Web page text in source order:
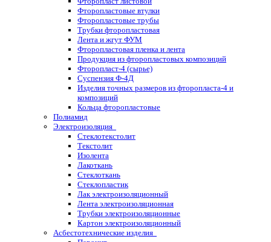
Фторопластовые втулки
Фторопластовые трубы
Трубки фторопластовая
Лента и жгут ФУМ
Фторопластовая пленка и лента
Продукция из фторопластовых композиций
Фторопласт-4 (сырье)
Суспензия Ф-4Д
Изделия точных размеров из фторопласта-4 и
композиций
Кольца фторопластовые
Полиамид
Электроизоляция
Стеклотекстолит
Текстолит
Изолента
Лакоткань
Стеклоткань
Стеклопластик
Лак электроизоляционный
Лента электроизоляционная
Трубки электроизоляционные
Картон электроизоляционный
Асбестотехнические изделия